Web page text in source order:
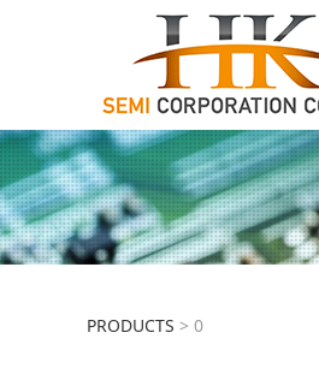
0
PRODUCTS > 0